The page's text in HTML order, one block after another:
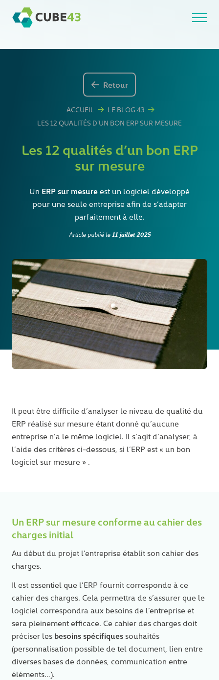
content
Retour
ACCUEIL
LE BLOG 43
LES 12 QUALITÉS D’UN BON ERP SUR MESURE
Les 12 qualités d’un bon ERP
sur mesure
Un ERP sur mesure est un logiciel développé
pour une seule entreprise afin de s’adapter
parfaitement à elle.
Article publié le 11 juillet 2025
Il peut être difficile d’analyser le niveau de qualité du
ERP réalisé sur mesure étant donné qu’aucune
entreprise n’a le même logiciel. Il s’agit d’analyser, à
l’aide des critères ci-dessous, si l’ERP est « un bon
logiciel sur mesure » .
Un ERP sur mesure conforme au cahier des
charges initial
Au début du projet l’entreprise établit son cahier des
charges.
Il est essentiel que l’ERP fournit corresponde à ce
cahier des charges. Cela permettra de s’assurer que le
logiciel correspondra aux besoins de l’entreprise et
sera pleinement efficace. Ce cahier des charges doit
préciser les besoins spécifiques souhaités
(personnalisation possible de tel document, lien entre
diverses bases de données, communication entre
éléments…).